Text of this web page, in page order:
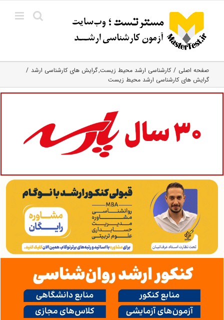
content
صفحه اصلی کارشناسی ارشد محیط زیست گرایش های کارشناسی ارشد
گرایش های کارشناسی ارشد محیط زیست